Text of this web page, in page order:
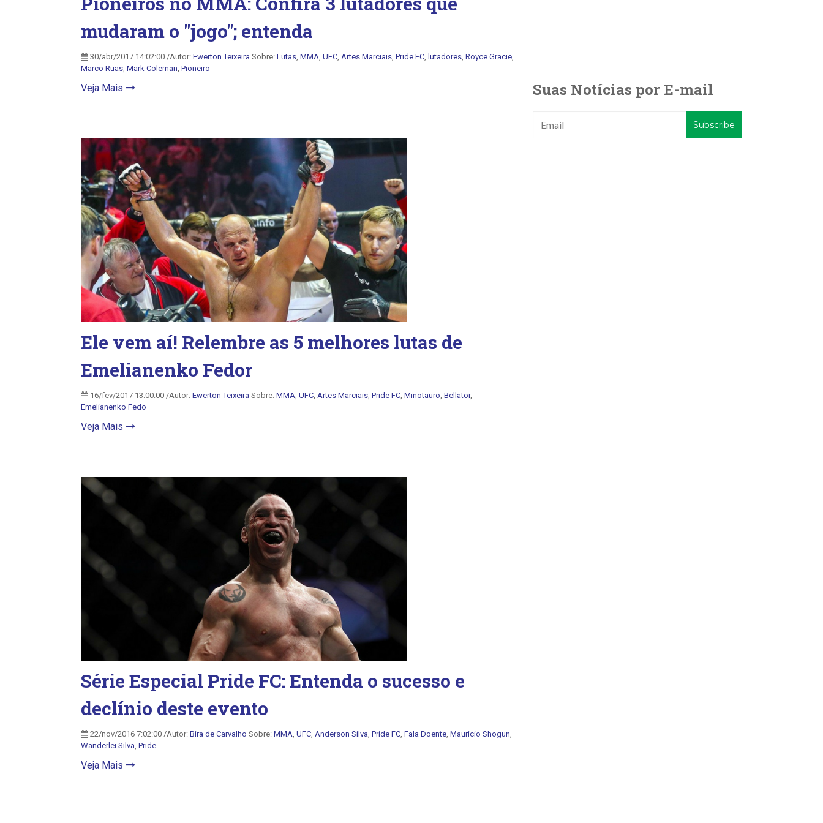
mudaram o ''jogo''; entenda
30/abr/2017 14:02:00 /Autor: Ewerton Teixeira Sobre: Lutas, MMA, UFC, Artes Marciais, Pride FC, lutadores, Royce Gracie,
Marco Ruas, Mark Coleman, Pioneiro
Veja Mais
Ele vem aí! Relembre as 5 melhores lutas de
Emelianenko Fedor
16/fev/2017 13:00:00 /Autor: Ewerton Teixeira Sobre: MMA, UFC, Artes Marciais, Pride FC, Minotauro, Bellator,
Emelianenko Fedo
Veja Mais
Série Especial Pride FC: Entenda o sucesso e
declínio deste evento
22/nov/2016 7:02:00 /Autor: Bira de Carvalho Sobre: MMA, UFC, Anderson Silva, Pride FC, Fala Doente, Mauricio Shogun,
Wanderlei Silva, Pride
Veja Mais
Suas Notícias por E-mail